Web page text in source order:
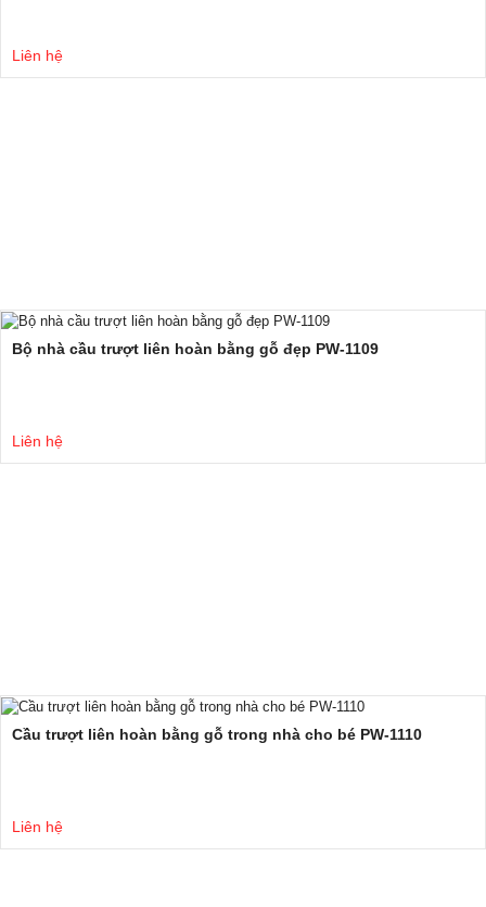
Liên hệ
Bộ nhà cầu trượt liên hoàn bằng gỗ đẹp PW-1109
Liên hệ
Cầu trượt liên hoàn bằng gỗ trong nhà cho bé PW-1110
Liên hệ